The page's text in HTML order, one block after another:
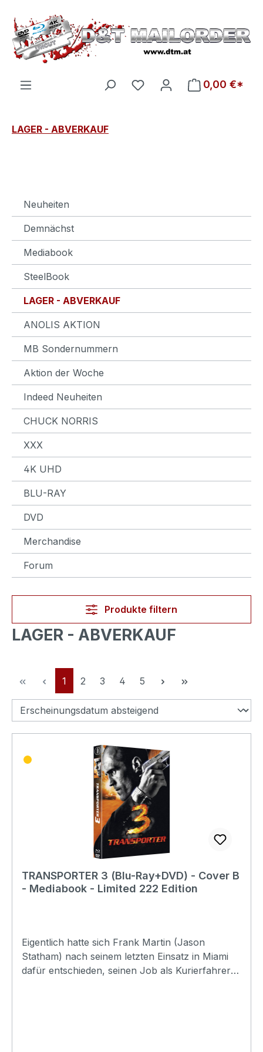
Zum Hauptinhalt springen
Du hast 0 Produkte auf
0,00 €*
LAGER - ABVERKAUF
Neuheiten
Demnächst
Mediabook
SteelBook
LAGER - ABVERKAUF
ANOLIS AKTION
MB Sondernummern
Aktion der Woche
Indeed Neuheiten
CHUCK NORRIS
XXX
4K UHD
BLU-RAY
DVD
Merchandise
Forum
Produkte filtern
LAGER - ABVERKAUF
Seite
1 Seite
2 Seite
3 Seite
4 Seite
5
TRANSPORTER 3 (Blu-Ray+DVD) - Cover B
- Mediabook - Limited 222 Edition
Eigentlich hatte sich Frank Martin (Jason
Statham) nach seinem letzten Einsatz in Miami
dafür entschieden, seinen Job als Kurierfahrer